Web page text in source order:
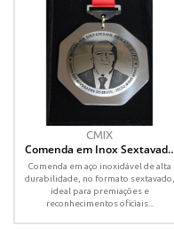
CMIX
Comenda em Inox Sextavada
com Pintura Eletrostática –
60mm
Comenda em aço inoxidável de alta
durabilidade, no formato sextavado,
ideal para premiações e
reconhecimentos oficiais...